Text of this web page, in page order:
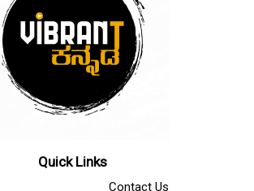
Quick Links
Contact Us